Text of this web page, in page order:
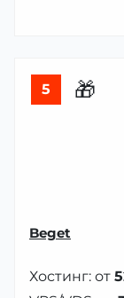
5 🎁
Beget
Хостинг: от